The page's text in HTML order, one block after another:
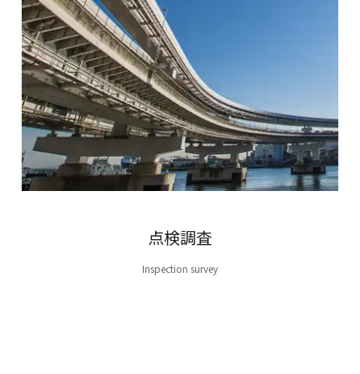
点検調査
Inspection survey